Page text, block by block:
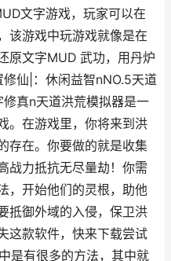
文字游戏，玩家可以在
该游戏中玩游戏就像是在
原文字MUD 武功，用丹炉
仙|：休闲益智nNO.5天道
真n天道洪荒模拟器是一
。在游戏里，你将来到洪
存在。你要做的就是收集
战力抵抗无尽量劫！你需
，开始他们的灵根，助他
抵御外域的入侵，保卫洪
这款软件，快来下载尝试
是有很多的方法，其中就